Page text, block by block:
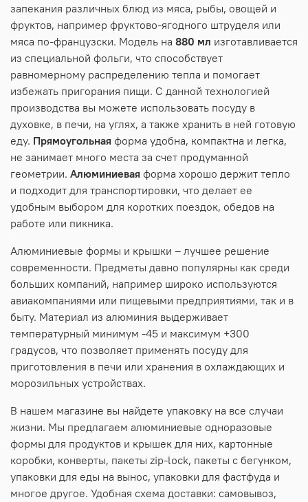
запекания различных блюд из мяса, рыбы, овощей и
фруктов, например фруктово-ягодного штруделя или
мяса по-французски. Модель на 880 мл изготавливается
из специальной фольги, что способствует
равномерному распределению тепла и помогает
избежать пригорания пищи. С данной технологией
производства вы можете использовать посуду в
духовке, в печи, на углях, а также хранить в ней готовую
еду. Прямоугольная форма удобна, компактна и легка,
не занимает много места за счет продуманной
геометрии. Алюминиевая форма хорошо держит тепло
и подходит для транспортировки, что делает ее
удобным выбором для коротких поездок, обедов на
работе или пикника.
Алюминиевые формы и крышки – лучшее решение
современности. Предметы давно популярны как среди
больших компаний, например широко используются
авиакомпаниями или пищевыми предприятиями, так и в
быту. Материал из алюминия выдерживает
температурный минимум -45 и максимум +300
градусов, что позволяет применять посуду для
приготовления в печи или хранения в охлаждающих и
морозильных устройствах.
В нашем магазине вы найдете упаковку на все случаи
жизни. Мы предлагаем алюминиевые одноразовые
формы для продуктов и крышек для них, картонные
коробки, конверты, пакеты zip-lock, пакеты с бегунком,
упаковки для еды на вынос, упаковки для фастфуда и
многое другое. Удобная схема доставки: самовывоз,